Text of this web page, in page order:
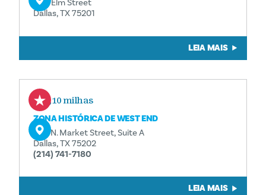
600 Elm Street
Dallas, TX 75201
LEIA MAIS
0,10 milhas
ZONA HISTÓRICA DE WEST END
208 N. Market Street, Suite A
Dallas, TX 75202
(214) 741-7180
LEIA MAIS